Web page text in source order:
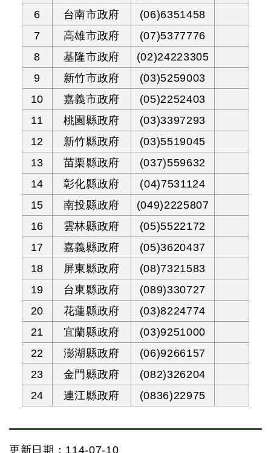
6
台南市政府
(06)6351458
7
高雄市政府
(07)5377776
8
基隆市政府
(02)24223305
9
新竹市政府
(03)5259003
10
嘉義市政府
(05)2252403
11
桃園縣政府
(03)3397293
12
新竹縣政府
(03)5519045
13
苗栗縣政府
(037)559632
14
彰化縣政府
(04)7531124
15
南投縣政府
(049)2225807
16
雲林縣政府
(05)5522172
17
嘉義縣政府
(05)3620437
18
屏東縣政府
(08)7321583
19
台東縣政府
(089)330727
20
花蓮縣政府
(03)8224774
21
宜蘭縣政府
(03)9251000
22
澎湖縣政府
(06)9266157
23
金門縣政府
(082)326204
24
連江縣政府 (0836)22975
更新日期：114-07-10